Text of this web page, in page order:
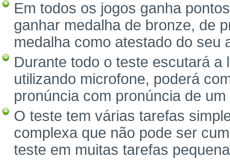
Em todos os jogos ganha
ganhar medalha de bronze, de
medalha como atestado do seu
Durante todo o teste escutará
utilizando microfone, poderá
pronúncia com pronúncia de um
O teste tem várias tarefas
complexa que não pode ser
teste em muitas tarefas